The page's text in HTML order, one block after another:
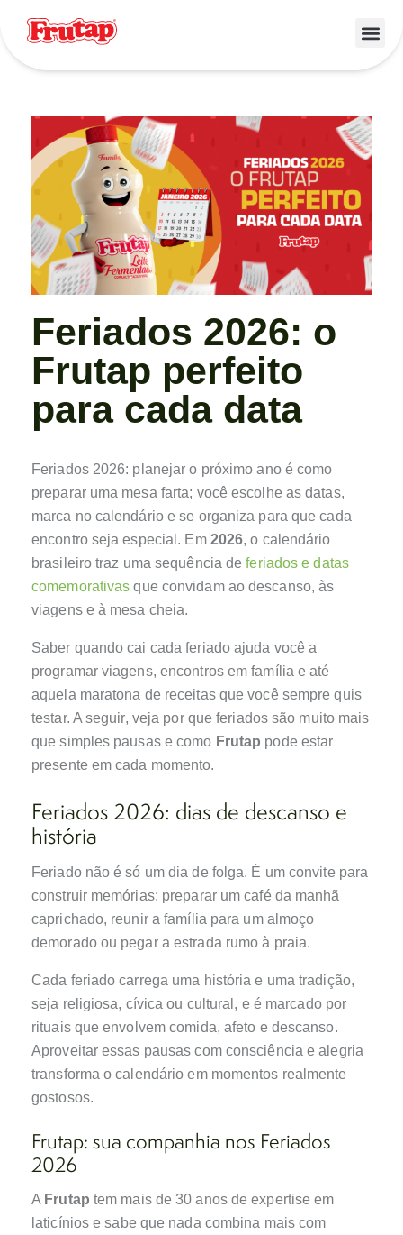
Feriados 2026: o
Frutap perfeito
para cada data
Feriados 2026: planejar o próximo ano é como
preparar uma mesa farta; você escolhe as datas,
marca no calendário e se organiza para que cada
encontro seja especial. Em 2026, o calendário
brasileiro traz uma sequência deferiados e datas
comemorativas que convidam ao descanso, às
viagens e à mesa cheia.
Saber quando cai cada feriado ajuda você a
programar viagens, encontros em família e até
aquela maratona de receitas que você sempre quis
testar. A seguir, veja por que feriados são muito mais
que simples pausas e como Frutap pode estar
presente em cada momento.
Feriados 2026: dias de descanso e
história
Feriado não é só um dia de folga. É um convite para
construir memórias: preparar um café da manhã
caprichado, reunir a família para um almoço
demorado ou pegar a estrada rumo à praia.
Cada feriado carrega uma história e uma tradição,
seja religiosa, cívica ou cultural, e é marcado por
rituais que envolvem comida, afeto e descanso.
Aproveitar essas pausas com consciência e alegria
transforma o calendário em momentos realmente
gostosos.
Frutap: sua companhia nos Feriados
2026
A Frutap tem mais de 30 anos de expertise em
laticínios e sabe que nada combina mais com